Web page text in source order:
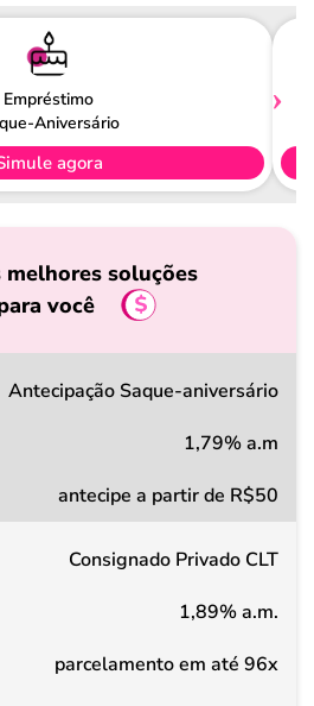
Empréstimo
Aniversário
agora
melhores soluções
você
Antecipação Saque-aniversário
1,79% a.m
antecipe a partir de R$50
Consignado Privado CLT
1,89% a.m.
parcelamento em até 96x